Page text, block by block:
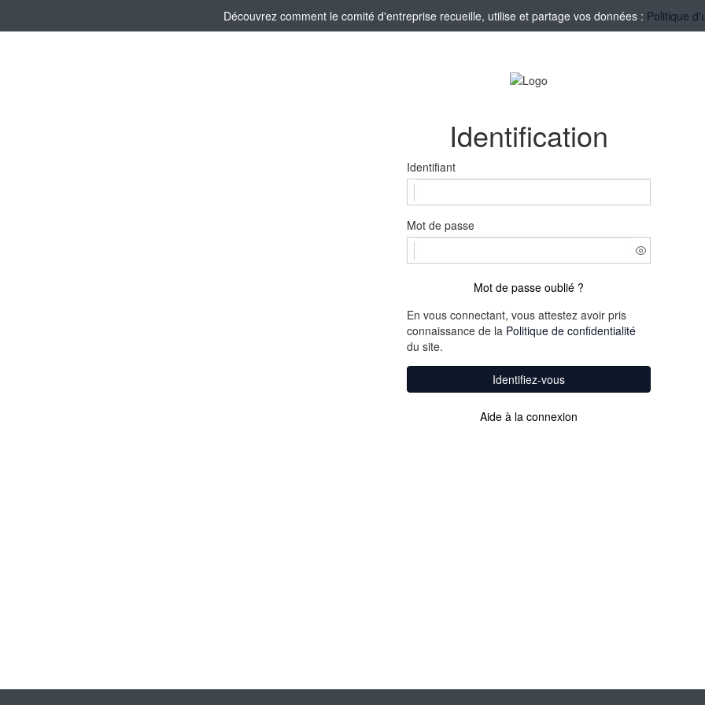
Découvrez comment le comité d'entreprise recueille, utilise et partage vos données : Politique
Identification
Identifiant
Mot de passe
Mot de passe oublié ?
En vous connectant, vous attestez avoir pris
connaissance de la Politique de confidentialité
du site.
Identifiez-vous
Aide à la connexion